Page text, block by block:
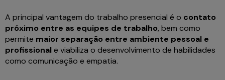
A principal vantagem do trabalho presencial é o contato
próximo entre as equipes de trabalho, bem como
permite maior separação entre ambiente pessoal e
profissionale viabiliza o desenvolvimento de habilidades
como comunicação e empatia.